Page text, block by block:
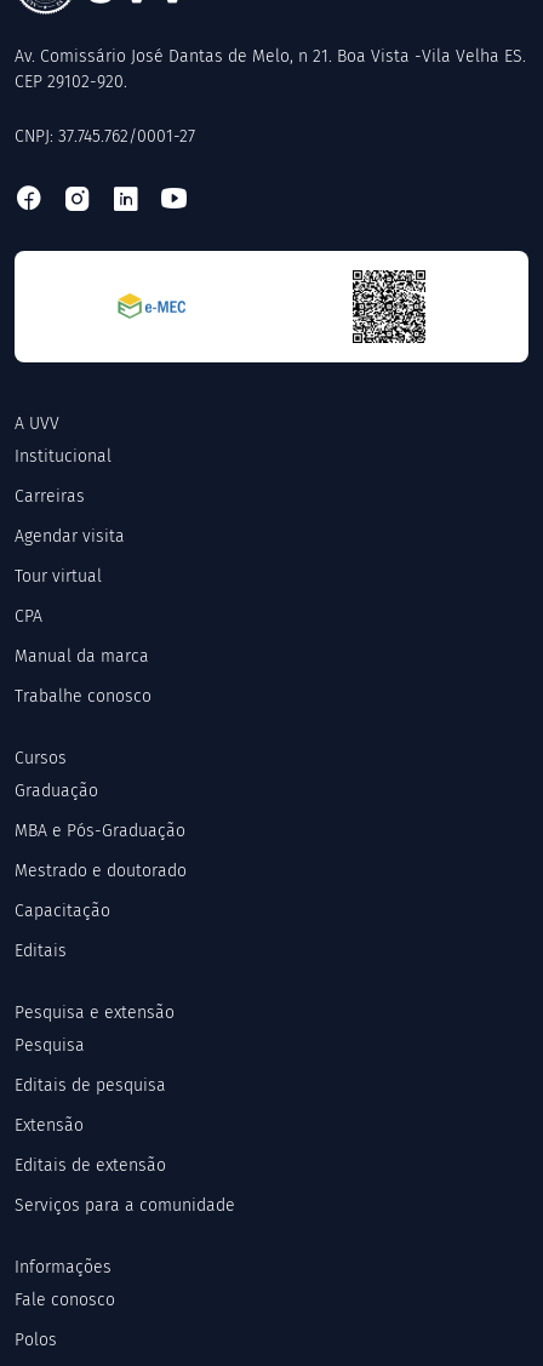
Av. Comissário José Dantas de Melo, n 21. Boa Vista -Vila Velha ES.
CEP 29102-920.
CNPJ: 37.745.762/0001-27
A UVV
Institucional
Carreiras
Agendar visita
Tour virtual
CPA
Manual da marca
Trabalhe conosco
Cursos
Graduação
MBA e Pós-Graduação
Mestrado e doutorado
Capacitação
Editais
Pesquisa e extensão
Pesquisa
Editais de pesquisa
Extensão
Editais de extensão
Serviços para a comunidade
Informações
Fale conosco
Polos